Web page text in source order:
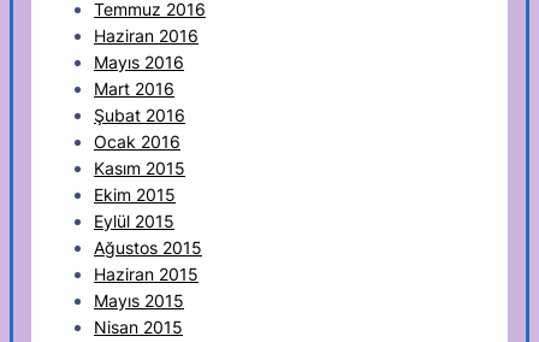
Temmuz 2016
Haziran 2016
Mayıs 2016
Mart 2016
Şubat 2016
Ocak 2016
Kasım 2015
Ekim 2015
Eylül 2015
Ağustos 2015
Haziran 2015
Mayıs 2015
Nisan 2015